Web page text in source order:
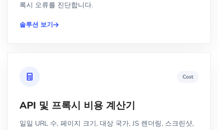
록시 오류를 진단합니다.
솔루션 보기
Cost
API 및 프록시 비용 계산기
일일 URL 수, 페이지 크기, 대상 국가, JS 렌더링, 스크린샷,